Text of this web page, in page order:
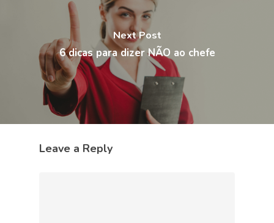
Next Post
6 dicas para dizer NÃO ao chefe
Leave a Reply